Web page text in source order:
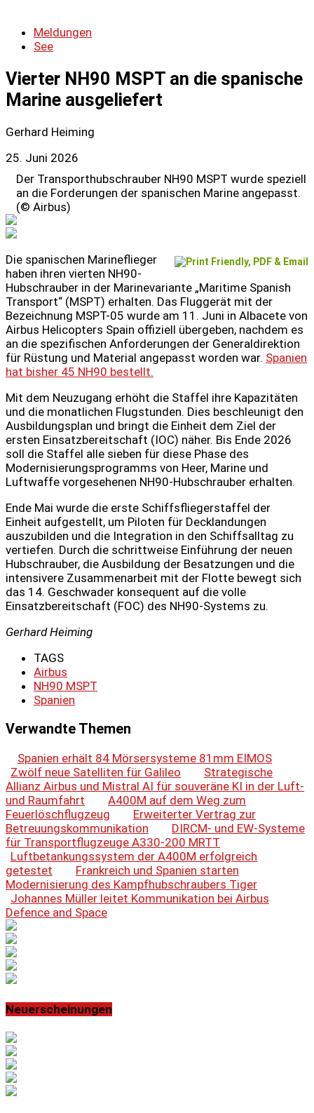
Meldungen
See
Vierter NH90 MSPT an die spanische
Marine ausgeliefert
Gerhard Heiming
25. Juni 2026
Der Transporthubschrauber NH90 MSPT wurde speziell
an die Forderungen der spanischen Marine angepasst.
(© Airbus)
Die spanischen Marineflieger
haben ihren vierten NH90-
Hubschrauber in der Marinevariante „Maritime Spanish
Transport“ (MSPT) erhalten. Das Fluggerät mit der
Bezeichnung MSPT-05 wurde am 11. Juni in Albacete von
Airbus Helicopters Spain offiziell übergeben, nachdem es
an die spezifischen Anforderungen der Generaldirektion
für Rüstung und Material angepasst worden war. Spanien
hat bisher 45 NH90 bestellt.
Mit dem Neuzugang erhöht die Staffel ihre Kapazitäten
und die monatlichen Flugstunden. Dies beschleunigt den
Ausbildungsplan und bringt die Einheit dem Ziel der
ersten Einsatzbereitschaft (IOC) näher. Bis Ende 2026
soll die Staffel alle sieben für diese Phase des
Modernisierungsprogramms von Heer, Marine und
Luftwaffe vorgesehenen NH90-Hubschrauber erhalten.
Ende Mai wurde die erste Schiffsfliegerstaffel der
Einheit aufgestellt, um Piloten für Decklandungen
auszubilden und die Integration in den Schiffsalltag zu
vertiefen. Durch die schrittweise Einführung der neuen
Hubschrauber, die Ausbildung der Besatzungen und die
intensivere Zusammenarbeit mit der Flotte bewegt sich
das 14. Geschwader konsequent auf die volle
Einsatzbereitschaft (FOC) des NH90-Systems zu.
Gerhard Heiming
TAGS
Airbus
NH90 MSPT
Spanien
Verwandte Themen
Spanien erhält 84 Mörsersysteme 81mm EIMOS
Zwölf neue Satelliten für Galileo
Strategische
Allianz Airbus und Mistral AI für souveräne KI in der Luft-
und Raumfahrt
A400M auf dem Weg zum
Feuerlöschflugzeug
Erweiterter Vertrag zur
Betreuungskommunikation
DIRCM- und EW-Systeme
für Transportflugzeuge A330-200 MRTT
Luftbetankungssystem der A400M erfolgreich
getestet
Frankreich und Spanien starten
Modernisierung des Kampfhubschraubers Tiger
Johannes Müller leitet Kommunikation bei Airbus
Defence and Space
Neuerscheinungen